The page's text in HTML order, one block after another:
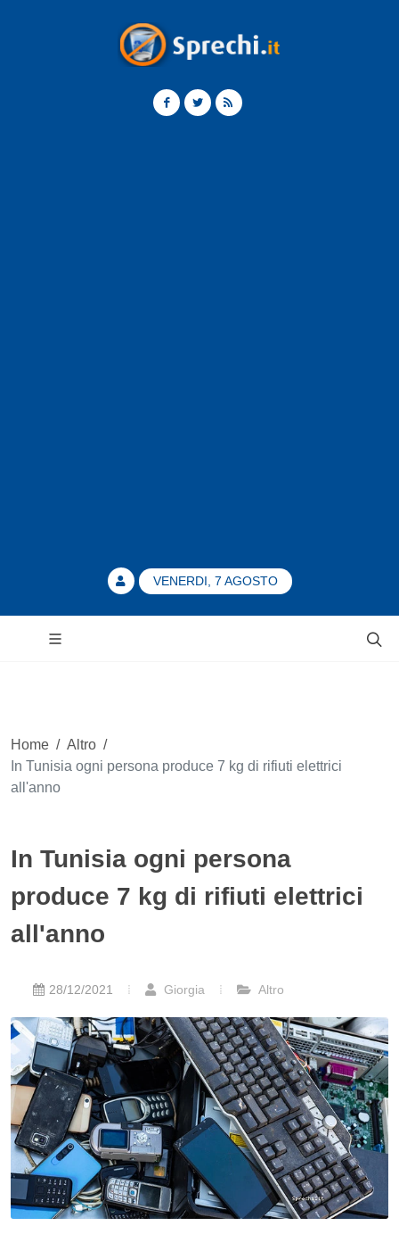
VENERDI, 7 AGOSTO
Home / Altro /
In Tunisia ogni persona produce 7 kg di rifiuti elettrici
all'anno
In Tunisia ogni persona
produce 7 kg di rifiuti elettrici
all'anno
28/12/2021 Giorgia Altro